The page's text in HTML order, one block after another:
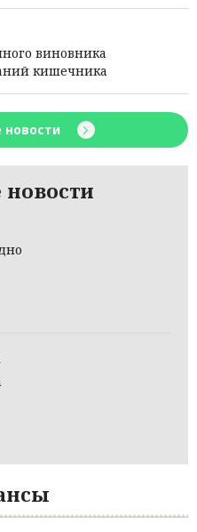
виновника
кишечника
новости